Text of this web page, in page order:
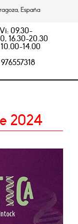
España
09.30-
16.30-20.30
14.00
2024